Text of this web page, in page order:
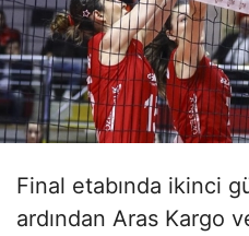
Final etabında ikinci
ardından Aras Kargo